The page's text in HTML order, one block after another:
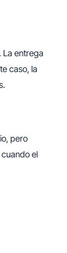
La entrega
caso, la
pero
el